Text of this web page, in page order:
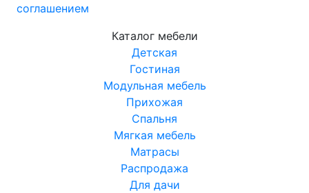
соглашением
Каталог мебели
Детская
Гостиная
Модульная мебель
Прихожая
Спальня
Мягкая мебель
Матрасы
Распродажа
Для дачи